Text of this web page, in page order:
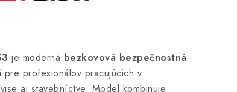
je moderná bezkovová bezpečnostná
pre profesionálov pracujúcich v
aj stavebníctve. Model kombinuje